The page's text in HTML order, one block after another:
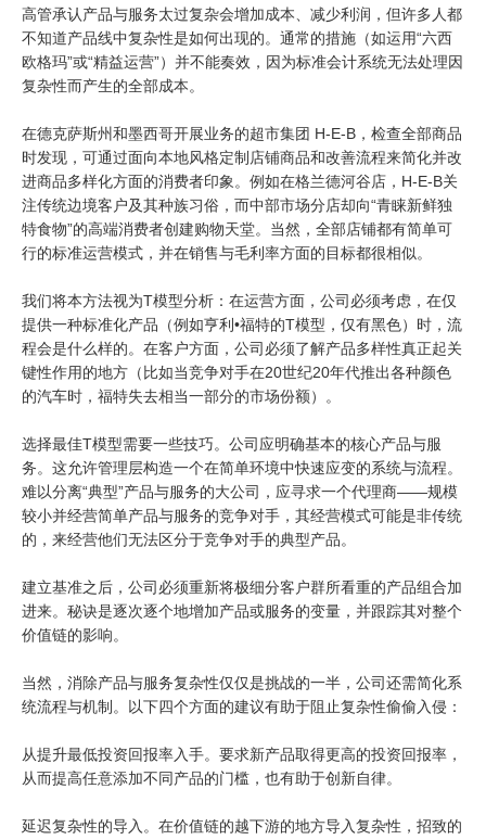
高管承认产品与服务太过复杂会增加成本、减少利润，但许多人都
不知道产品线中复杂性是如何出现的。通常的措施（如运用“六西
欧格玛”或“精益运营”）并不能奏效，因为标准会计系统无法处理因
复杂性而产生的全部成本。
在德克萨斯州和墨西哥开展业务的超市集团 H-E-B，检查全部商品
时发现，可通过面向本地风格定制店铺商品和改善流程来简化并改
进商品多样化方面的消费者印象。例如在格兰德河谷店，H-E-B关
注传统边境客户及其种族习俗，而中部市场分店却向“青睐新鲜独
特食物”的高端消费者创建购物天堂。当然，全部店铺都有简单可
行的标准运营模式，并在销售与毛利率方面的目标都很相似。
我们将本方法视为T模型分析：在运营方面，公司必须考虑，在仅
提供一种标准化产品（例如亨利•福特的T模型，仅有黑色）时，流
程会是什么样的。在客户方面，公司必须了解产品多样性真正起关
键性作用的地方（比如当竞争对手在20世纪20年代推出各种颜色
的汽车时，福特失去相当一部分的市场份额）。
选择最佳T模型需要一些技巧。公司应明确基本的核心产品与服
务。这允许管理层构造一个在简单环境中快速应变的系统与流程。
难以分离“典型”产品与服务的大公司，应寻求一个代理商——规模
较小并经营简单产品与服务的竞争对手，其经营模式可能是非传统
的，来经营他们无法区分于竞争对手的典型产品。
建立基准之后，公司必须重新将极细分客户群所看重的产品组合加
进来。秘诀是逐次逐个地增加产品或服务的变量，并跟踪其对整个
价值链的影响。
当然，消除产品与服务复杂性仅仅是挑战的一半，公司还需简化系
统流程与机制。以下四个方面的建议有助于阻止复杂性偷偷入侵：
从提升最低投资回报率入手。要求新产品取得更高的投资回报率，
从而提高任意添加不同产品的门槛，也有助于创新自律。
延迟复杂性的导入。在价值链的越下游的地方导入复杂性，招致的